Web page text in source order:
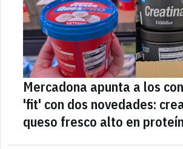
Mercadona apunta a los
'fit' con dos novedades:
queso fresco alto en